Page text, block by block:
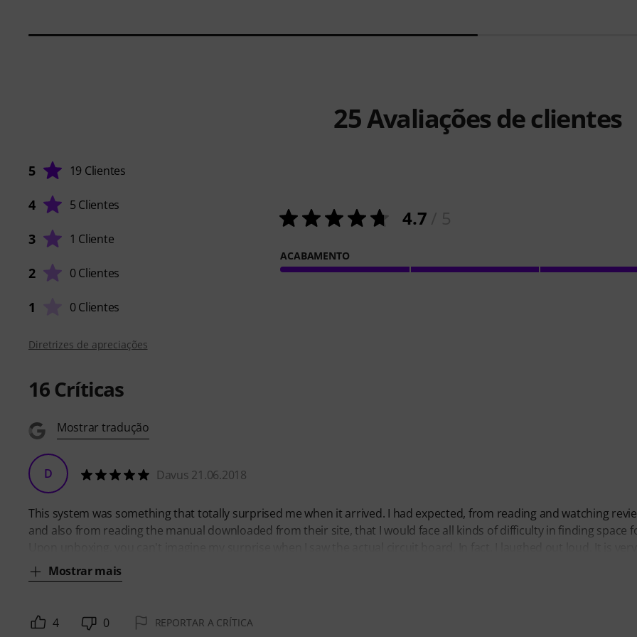
25Avaliações de clientes
5 19 Clientes
4 5 Clientes
3 1 Cliente
2 0 Clientes
1 0 Clientes
4.7
ACABAMENTO
Diretrizes de apreciações
16 Críticas
Mostrar tradução
D Davus 21.06.2018
This system was something that totally surprised me when it arrived. I had expected, from reading and watching
and also from reading the manual downloaded from their site, that I would face all kinds of difficulty in finding space
Mostrar mais
4 0 REPORTAR A CRÍTICA